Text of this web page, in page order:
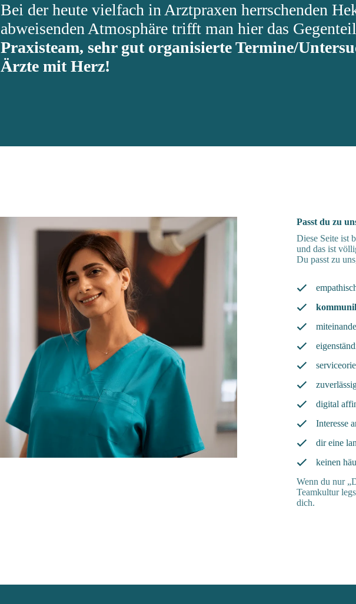
Bei der heute vielfach in Arztpraxen herrschenden
abweisenden Atmosphäre trifft man hier das
Praxisteam, sehr gut organisierte Termine/
Ärzte mit Herz!
Passt du zu
Diese Seite ist
und das ist
Du passt zu
digital
Interesse
dir eine
keinen
Wenn du nur
Teamkultur
dich.